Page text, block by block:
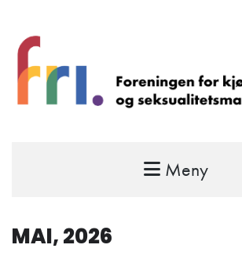
FRI – foreningen for
Meny
MAI, 2026